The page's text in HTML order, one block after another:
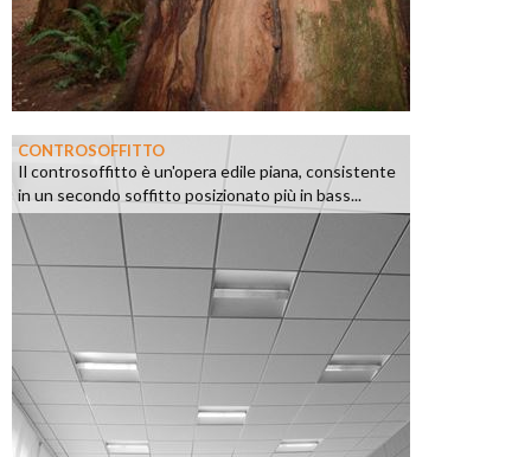
CONTROSOFFITTO
Il controsoffitto è un'opera edile piana, consistente
in un secondo soffitto posizionato più in bass...